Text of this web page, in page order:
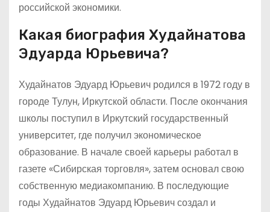
российской экономики.
Какая биография Худайнатова
Эдуарда Юрьевича?
Худайнатов Эдуард Юрьевич родился в 1972 году в
городе Тулун, Иркутской области. После окончания
школы поступил в Иркутский государственный
университет, где получил экономическое
образование. В начале своей карьеры работал в
газете «Сибирская торговля», затем основал свою
собственную медиакомпанию. В последующие
годы Худайнатов Эдуард Юрьевич создал и